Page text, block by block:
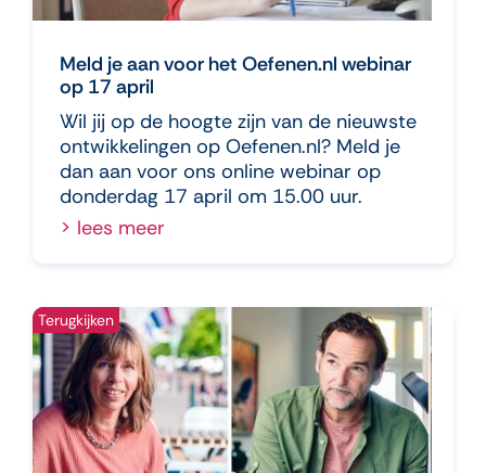
Meld je aan voor het Oefenen.nl webinar
op 17 april
Wil jij op de hoogte zijn van de nieuwste
ontwikkelingen op Oefenen.nl? Meld je
dan aan voor ons online webinar op
donderdag 17 april om 15.00 uur.
> lees meer
Terugkijken